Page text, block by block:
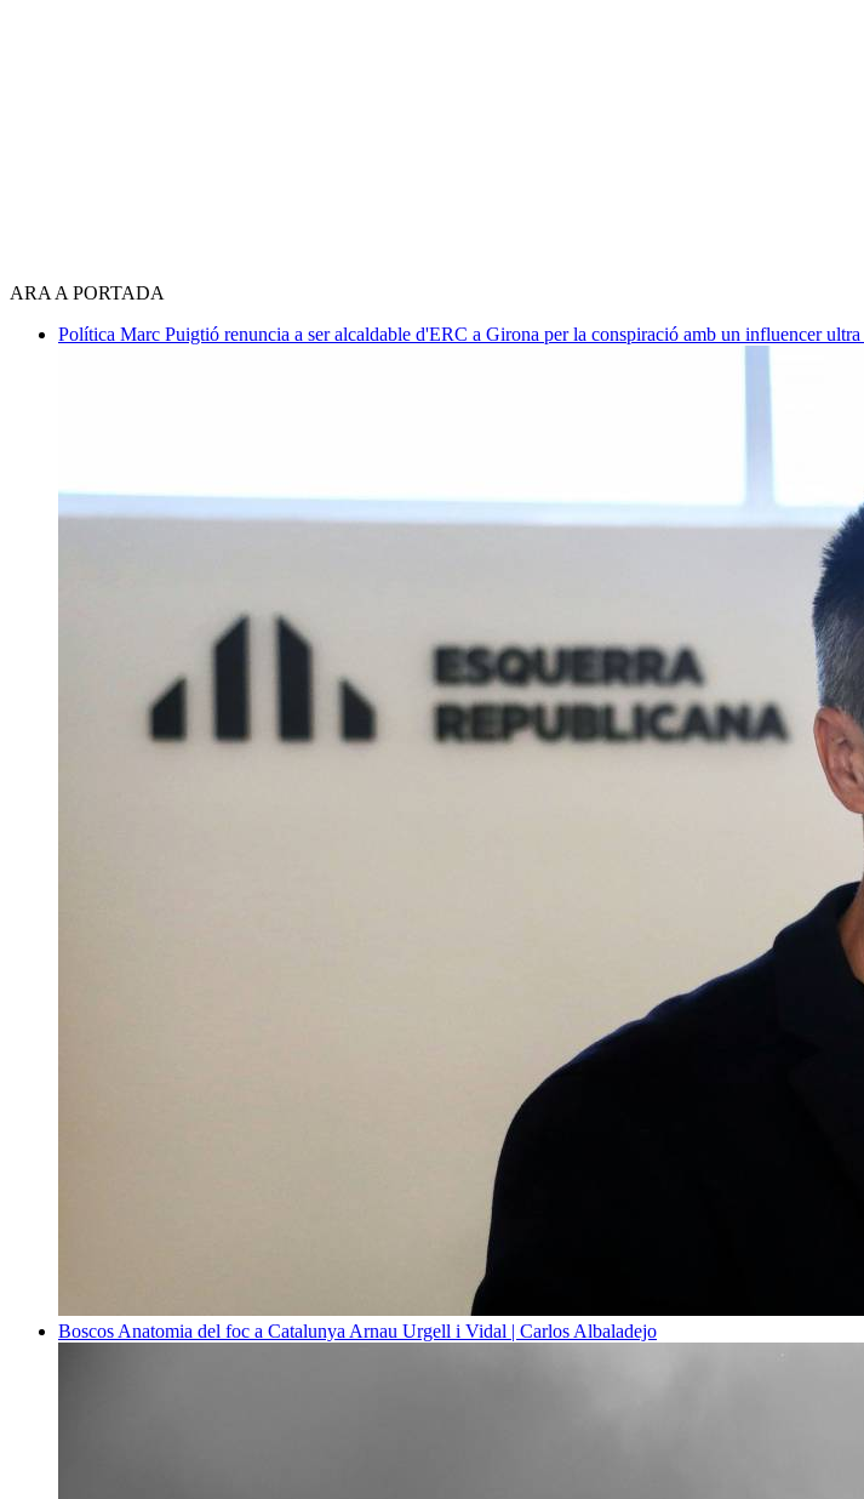
ARA A PORTADA
Política Marc Puigtió renuncia a ser alcaldable d'ERC a Girona per la conspiració amb un influencer ultra
Boscos Anatomia del foc a Catalunya Arnau Urgell i Vidal | Carlos Albaladejo